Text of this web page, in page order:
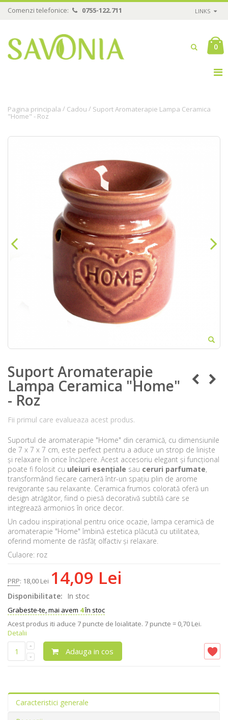
Comenzi telefonice: 0755-122.711 LINKS
0
Pagina principala / Cadou / Suport Aromaterapie Lampa Ceramica
"Home" - Roz
Suport Aromaterapie
Lampa Ceramica "Home"
- Roz
Fii primul care evalueaza acest produs.
Suportul de aromaterapie "Home" din ceramică, cu dimensiunile
de 7 x 7 x 7 cm, este perfect pentru a aduce un strop de liniște
și relaxare în orice încăpere. Acest accesoriu elegant și funcțional
poate fi folosit cu uleiuri esențiale sau ceruri parfumate,
transformând fiecare cameră într-un spațiu plin de arome
revigorante sau relaxante. Ceramica frumos colorată oferă un
design atrăgător, fiind o piesă decorativă subtilă care se
integrează armonios în orice decor.
Un cadou inspirațional pentru orice ocazie, lampa ceramică de
aromaterapie "Home" îmbină estetica plăcută cu utilitatea,
oferind momente de răsfăț olfactiv și relaxare.
Culaore: roz
PRP: 18,00 Lei 14,09 Lei
Disponibilitate: In stoc
Grabeste-te, mai avem 4în stoc
Acest produs iti aduce 7 puncte de loialitate. 7 puncte = 0,70 Lei.
Detalii
Adauga in cos
Caracteristici generale